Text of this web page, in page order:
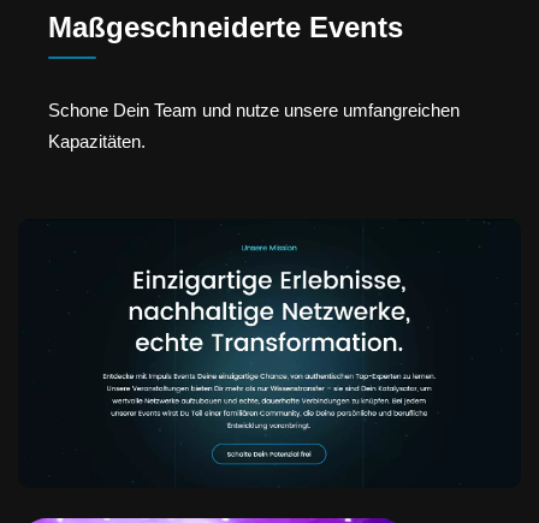
Maßgeschneiderte Events
Schone Dein Team und nutze unsere umfangreichen
Kapazitäten.